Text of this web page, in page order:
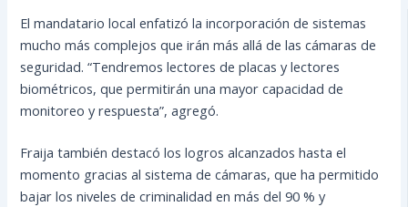
El mandatario local enfatizó la incorporación de sistemas
mucho más complejos que irán más allá de las cámaras de
seguridad. “Tendremos lectores de placas y lectores
biométricos, que permitirán una mayor capacidad de
monitoreo y respuesta”, agregó.
Fraija también destacó los logros alcanzados hasta el
momento gracias al sistema de cámaras, que ha permitido
bajar los niveles de criminalidad en más del 90 % y